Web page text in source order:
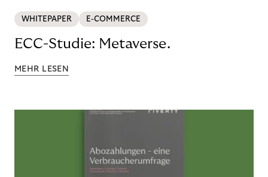
WHITEPAPER E-COMMERCE
ECC-Studie: Metaverse.
MEHR LESEN